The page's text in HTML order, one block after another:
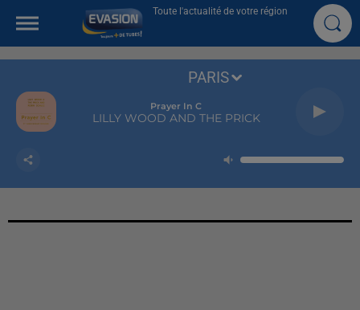
Toute l'actualité de votre région
Prayer In C
LILLY WOOD AND THE PRICK
PARIS